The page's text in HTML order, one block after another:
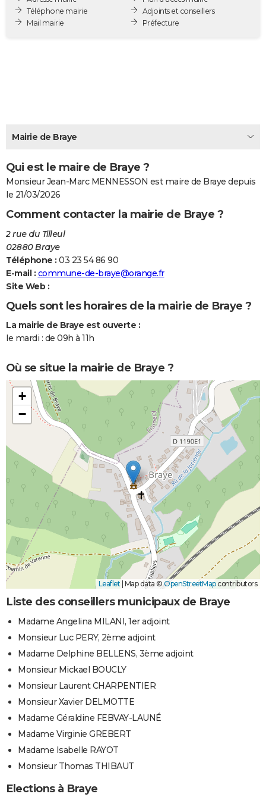
Destinations
City break
Voyage nature
Voyage de noces
Forum
Climat
PHOTO
Dictionnaire
Biographies
Citations
Expressions
Proverbes
PROGRAMME TV
S'inscrire
Se connecter
Lycées
Collèges
Primaires
Universités
Entreprises
Service militaire
Avis de recherche
AVIS DE DÉCÈS
Bricolage
Lifestyle
Culture
Television
Voyage
Téléphone mairie
Mail mairie
Adjoints et conseillers
Préfecture
Mairie de Braye
Qui est le maire de Braye ?
Monsieur Jean-Marc MENNESSON est maire de Braye depuis
le 21/03/2026
Comment contacter la mairie de Braye ?
2 rue du Tilleul
02880 Braye
Téléphone : 03 23 54 86 90
E-mail : commune-de-braye@orange.fr
Site Web :
Quels sont les horaires de la mairie de Braye ?
La mairie de Braye est ouverte :
le mardi : de 09h à 11h
Où se situe la mairie de Braye ?
+
−
Leaflet Map data ©OpenStreetMapcontributors
Liste des conseillers municipaux de Braye
Madame Angelina MILANI, 1er adjoint
Monsieur Luc PERY, 2ème adjoint
Madame Delphine BELLENS, 3ème adjoint
Monsieur Mickael BOUCLY
Monsieur Laurent CHARPENTIER
Monsieur Xavier DELMOTTE
Madame Géraldine FEBVAY-LAUNÉ
Madame Virginie GREBERT
Madame Isabelle RAYOT
Monsieur Thomas THIBAUT
Elections à Braye